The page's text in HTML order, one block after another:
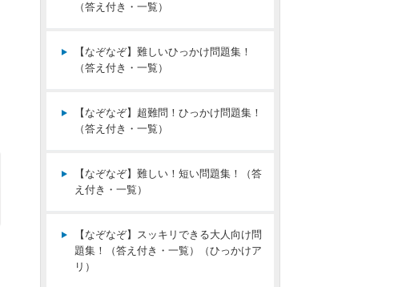
（答え付き・一覧）
【なぞなぞ】難しいひっかけ問題集！
（答え付き・一覧）
【なぞなぞ】超難問！ひっかけ問題集！
（答え付き・一覧）
【なぞなぞ】難しい！短い問題集！（答
え付き・一覧）
【なぞなぞ】スッキリできる大人向け問
題集！（答え付き・一覧）（ひっかけア
リ）